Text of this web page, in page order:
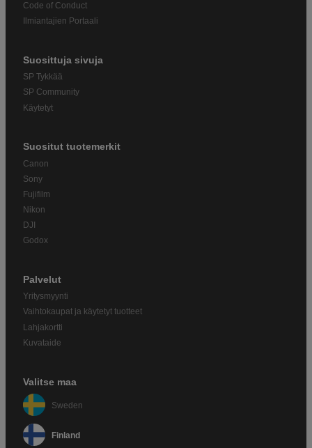
Code of Conduct
Ilmiantajien Portaali
Suosittuja sivuja
SP Tykkää
SP Community
Käytetyt
Suositut tuotemerkit
Canon
Sony
Fujifilm
Nikon
DJI
Godox
Palvelut
Yritysmyynti
Vaihtokaupat ja käytetyt tuotteet
Lahjakortti
Kuvataide
Valitse maa
Sweden
Finland